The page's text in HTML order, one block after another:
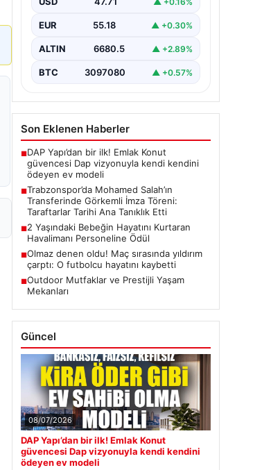
Tanıklık Etti
yıldız isimlerinden Mohamed Salah’ı
yaşıyor. Yoğun ilgiyle karşılanan…
EUR 55.18 ▲ +0.30%
ALTIN 6680.5 ▲ +2.89%
BTC 3097080 ▲ +0.57%
Son Eklenen Haberler
■DAP Yapı’dan bir ilk! Emlak Konut
güvencesi Dap vizyonuyla kendi kendini
ödeyen ev modeli
■Trabzonspor’da Mohamed Salah’ın
Transferinde Görkemli İmza Töreni:
Taraftarlar Tarihi Ana Tanıklık Etti
■2 Yaşındaki Bebeğin Hayatını Kurtaran
Havalimanı Personeline Ödül
■Olmaz denen oldu! Maç sırasında yıldırım
çarptı: O futbolcu hayatını kaybetti
■Outdoor Mutfaklar ve Prestijli Yaşam
Mekanları
Güncel
08/07/2026
DAP Yapı’dan bir ilk! Emlak Konut
güvencesi Dap vizyonuyla kendi kendini
ödeyen ev modeli